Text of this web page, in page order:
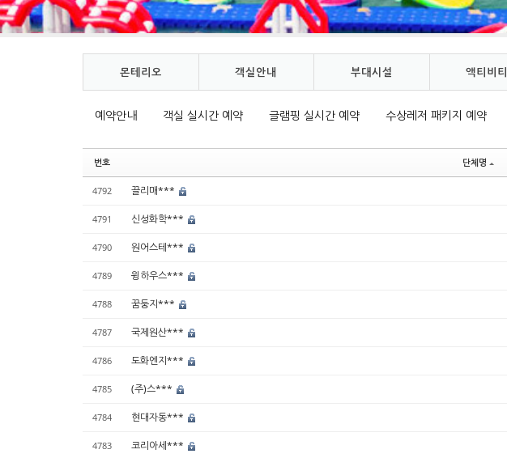
몬테리오 객실안내 부대시설 액티비티
예약안내 객실 실시간 예약 글램핑 실시간 예약 수상레저 패키지 예약
번호 단체명
4792 끌리매***
4791 신성화학***
4790 원어스테***
4789 윙하우스***
4788 꿈둥지***
4787 국제원산***
4786 도화엔지***
4785 (주)스***
4784 현대자동***
4783 코리아세***